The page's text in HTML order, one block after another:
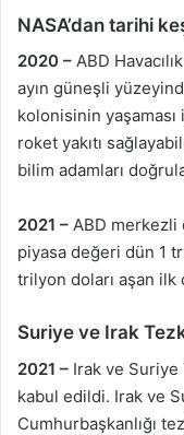
NASA’dan tarihi
2020 – ABD
ayın güneşli
kolonisinin
roket yakıtı
bilim adamları
2021 – ABD merkezli
piyasa değeri dün 1
trilyon doları aşan
Suriye ve Irak
2021 – Irak ve Suriye
kabul edildi. Irak ve
Cumhurbaşkanlığı